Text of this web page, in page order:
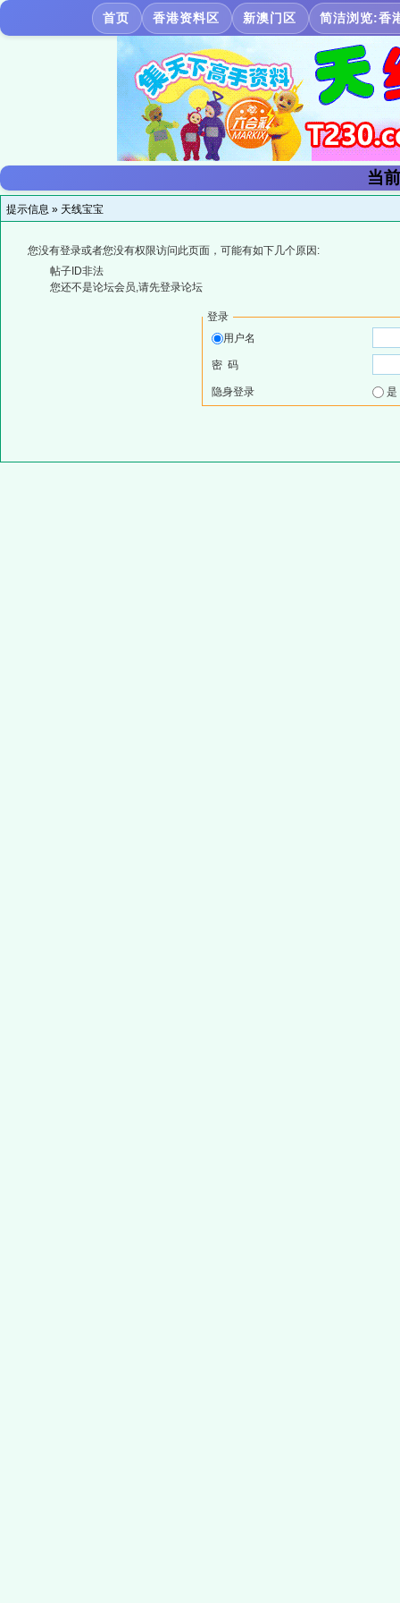
首页 香港资料区 新澳门区 简洁浏览:香
当
提示信息 » 天线宝宝
您没有登录或者您没有权限访问此页面，可能有如下几个原因:
帖子ID非法
您还不是论坛会员,请先登录论坛
登录
用户名
密 码
隐身登录